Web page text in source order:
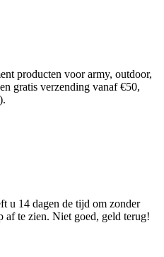
producten voor army, outdoor,
gratis verzending vanaf €50,
u 14 dagen de tijd om zonder
af te zien. Niet goed, geld terug!